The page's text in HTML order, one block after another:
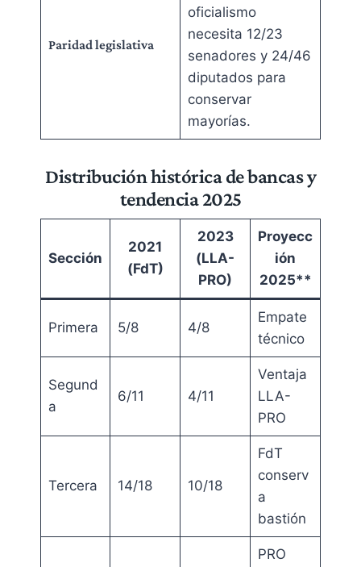
Paridad legislativa
oficialismo
necesita 12/23
senadores y 24/46
diputados para
conservar
mayorías.
Distribución histórica de bancas y
tendencia 2025
Sección
2021
(FdT)
2023
(LLA-
PRO)
Proyecc
ión
2025**
Primera 5/8 4/8
Empate
técnico
Segund
a
6/11 4/11
Ventaja
LLA-
PRO
Tercera 14/18 10/18
FdT
conserv
a
bastión
PRO